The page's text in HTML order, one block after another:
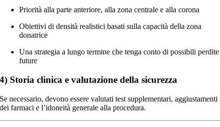
Priorità alla parte anteriore, alla zona centrale e alla corona
Obiettivi di densità realistici basati sulla capacità della zona
donatrice
Una strategia a lungo termine che tenga conto di possibili perdite
future
4) Storia clinica e valutazione della sicurezza
Se necessario, devono essere valutati test supplementari, aggiustamenti
dei farmaci e l’idoneità generale alla procedura.